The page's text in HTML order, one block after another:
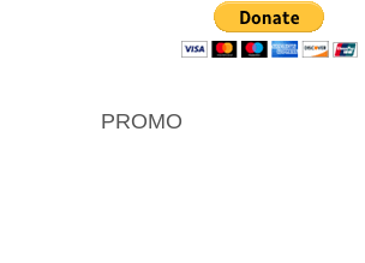
PROMO